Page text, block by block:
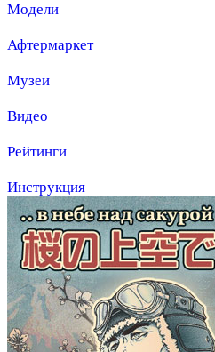
Модели
Афтермаркет
Музеи
Видео
Рейтинги
Инструкция